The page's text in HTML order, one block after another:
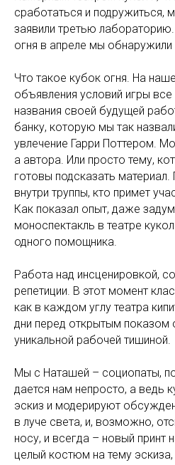
сработаться и подружиться,
заявили третью
огня в апреле мы
Что такое кубок огня. На
объявления условий игры
названия своей будущей
банку, которую мы так
увлечение Гарри Поттером.
а автора. Или просто тему,
готовы подсказать
внутри труппы, кто примет
Как показал опыт, даже
моноспектакль в театре
одного помощника.
Работа над инсценировкой,
репетиции. В этот момент
как в каждом углу театра
дни перед открытым показом
уникальной рабочей тишиной.
Мы с Наташей – социопаты,
дается нам непросто, а ведь
эскиз и модерируют
в луче света, и, возможно,
носу, и всегда – новый принт
целый костюм на тему эскиза,